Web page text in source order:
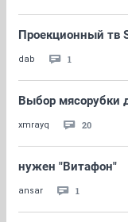
Проекционный тв
dаb 1
Выбор мясорубки
xmrayq 20
нужен "Витафон"
ansar 1